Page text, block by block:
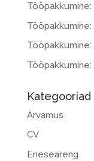
Kategooriad
Arvamus
CV
Eneseareng